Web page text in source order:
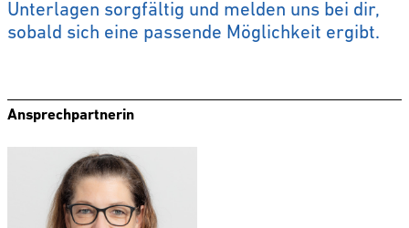
Unterlagen sorgfältig und melden uns bei dir,
sobald sich eine passende Möglichkeit ergibt.
Ansprechpartnerin